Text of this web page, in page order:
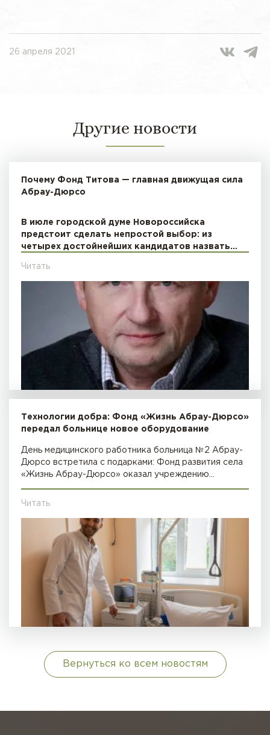
26 апреля 2021
Другие новости
Почему Фонд Титова — главная движущая сила
Абрау-Дюрсо
В июле городской думе Новороссийска
предстоит сделать непростой выбор: из
четырех достойнейших кандидатов назвать…
Читать
Технологии добра: Фонд «Жизнь Абрау-Дюрсо»
передал больнице новое оборудование
День медицинского работника больница №2 Абрау-
Дюрсо встретила с подарками: Фонд развития села
«Жизнь Абрау-Дюрсо» оказал учреждению…
Читать
Вернуться ко всем новостям